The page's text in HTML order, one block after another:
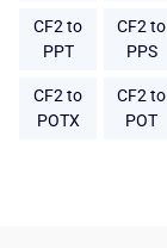
CF2 to
PPT
CF2 to
PPS
CF2 to
POTX
CF2 to
POT